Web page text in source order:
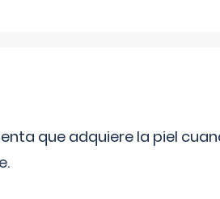
que adquiere la piel